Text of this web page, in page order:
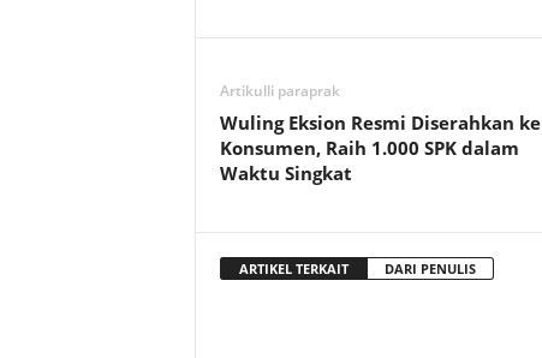
Artikulli paraprak
Wuling Eksion Resmi Diserahkan ke
Konsumen, Raih 1.000 SPK dalam
Waktu Singkat
ARTIKEL TERKAIT DARI PENULIS